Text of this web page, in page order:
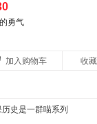
勇气
加入购物车 收藏